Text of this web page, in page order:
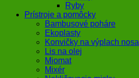
Ryby
Prístroje a pomôcky
Bambusové poháre
Ekoplasty
Konvičky na výplach nosa
Lis na olej
Miomat
Mixér